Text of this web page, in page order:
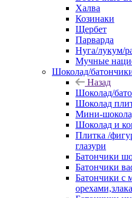
Халва
Козинаки
Щербет
Парварда
Нуга/лукум/
Мучные
Шоколад/
Назад
Шоколад/
Шоколад
Мини-
Шоколад и
Плитка /
глазури
Батончики
Батончики
Батончики с